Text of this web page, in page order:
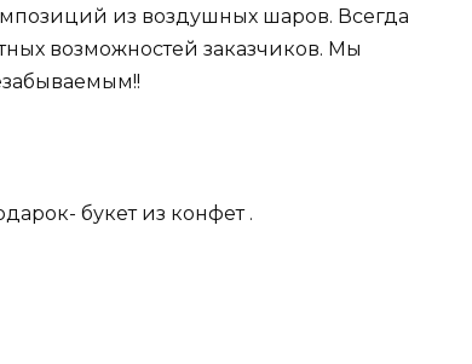
из воздушных шаров. Всегда
возможностей заказчиков. Мы
букет из конфет .